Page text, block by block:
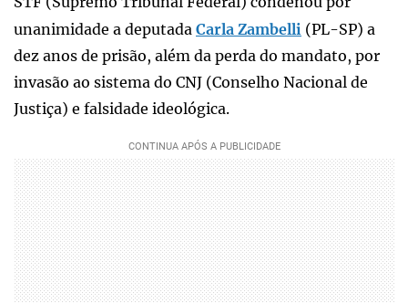
unanimidade a deputada Carla Zambelli (PL-SP) a
dez anos de prisão, além da perda do mandato, por
invasão ao sistema do CNJ (Conselho Nacional de
Justiça) e falsidade ideológica.